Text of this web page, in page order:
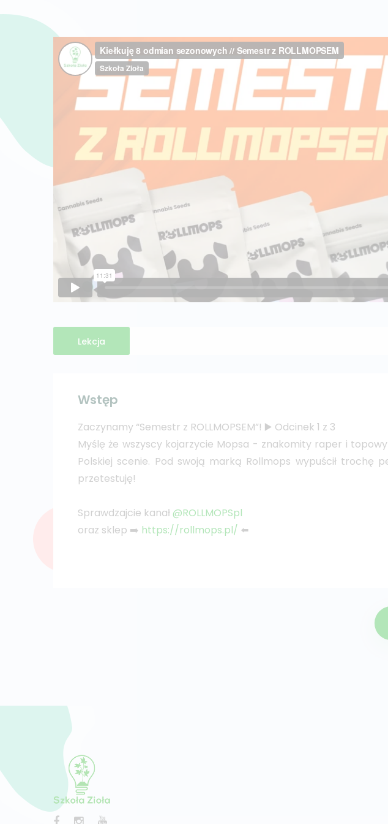
Lekcja
Wstęp
Zaczynamy “Semestr z ROLLMOPSEM”! ▶️ Odcinek 1 z 3
Myślę że wszyscy kojarzycie Mopsa - znakomity raper i
Polskiej scenie. Pod swoją marką Rollmops wypuścił trochę
przetestuję!
Sprawdzajcie kanał@ROLLMOPSpl
oraz sklep ➡️ https://rollmops.pl/ ⬅️